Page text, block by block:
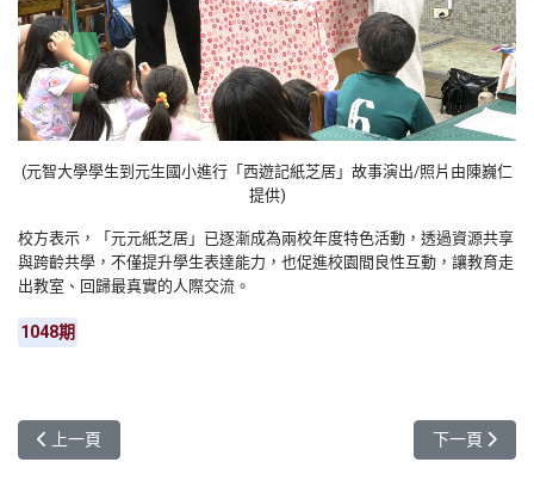
(元智大學學生到元生國小進行「西遊記紙芝居」故事演出/照片由陳巍仁
提供)
校方表示，「元元紙芝居」已逐漸成為兩校年度特色活動，透過資源共享
與跨齡共學，不僅提升學生表達能力，也促進校園間良性互動，讓教育走
出教室、回歸最真實的人際交流。
1048期
上一篇文章: 元智華語中心與韜睿丰聯手 共創全球白領華語教育版圖
上一頁 下一篇文章:
下一頁